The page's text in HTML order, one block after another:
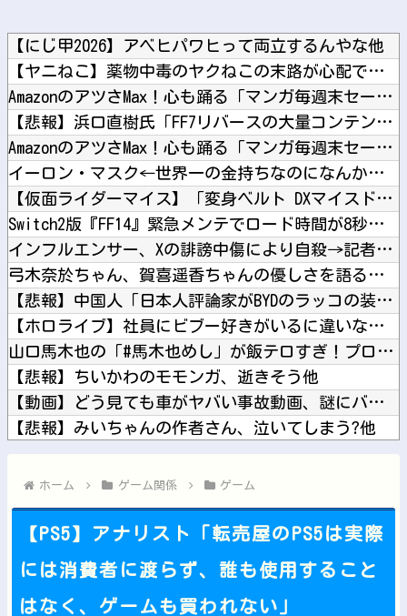
【にじ甲2026】アベヒパワヒって両立するんやな他
【ヤニねこ】薬物中毒のヤクねこの末路が心配でならない・・・他
AmazonのアツさMax！心も踊る「マンガ毎週末セール（5...
【悲報】浜口直樹氏「FF7リバースの大量コンテンツでプレイヤ...
AmazonのアツさMax！心も踊る「マンガ毎週末セール（5...
イーロン・マスク←世界一の金持ちなのになんかあんまり「羨まし...
【仮面ライダーマイス】「変身ベルト DXマイスドライバー」ほ...
Switch2版『FF14』緊急メンテでロード時間が8秒から...
インフルエンサー、Xの誹謗中傷により自殺→記者「これ、インプ...
弓木奈於ちゃん、賀喜遥香ちゃんの優しさを語る！！！【乃木坂4...
【悲報】中国人「日本人評論家がBYDのラッコの装備を褒めてる...
【ホロライブ】社員にビブー好きがいるに違いない（確信他
山口馬木也の「#馬木也めし」が飯テロすぎ！プロ顔負けの手料理...
【悲報】ちいかわのモモンガ、逝きそう他
【動画】どう見ても車がヤバい事故動画、謎にバイク批判派が湧い...
【悲報】みいちゃんの作者さん、泣いてしまう?他
Powered by livedoor 相互RSS
ホーム ゲーム関係 ゲーム
【PS5】アナリスト「転売屋のPS5は実際
には消費者に渡らず、誰も使用すること
はなく、ゲームも買われない」